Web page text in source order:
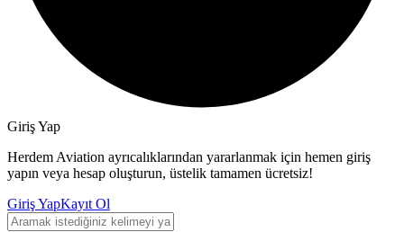
Giriş Yap
Herdem Aviation ayrıcalıklarından yararlanmak için hemen giriş
yapın veya hesap oluşturun, üstelik tamamen ücretsiz!
Giriş YapKayıt Ol